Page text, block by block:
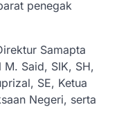
penegak
Samapta
M. Said, SIK, SH,
SE, Ketua
Negeri, serta